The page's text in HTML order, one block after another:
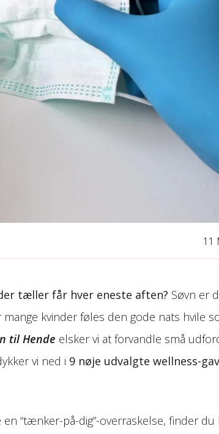
11
tæller får hver eneste aften? Søvn er
kvinder føles den gode nats hvile
til Hende elsker vi at forvandle små
vi ned i 9 nøje udvalgte wellness-
“tænker-på-dig”-overraskelse, finder du